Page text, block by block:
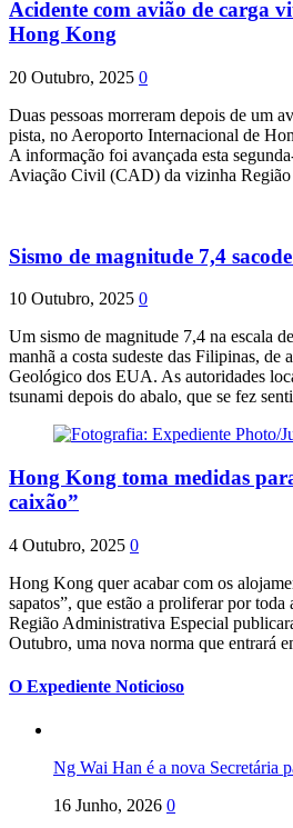
Acidente com avião de carga
Hong Kong
20 Outubro, 2025 0
Duas pessoas morreram depois de um
pista, no Aeroporto Internacional de
A informação foi avançada esta
Aviação Civil (CAD) da vizinha
Sismo de magnitude 7,4
10 Outubro, 2025 0
Um sismo de magnitude 7,4 na escala
manhã a costa sudeste das Filipinas, de
Geológico dos EUA. As autoridades
tsunami depois do abalo, que se fez
Hong Kong toma medidas
caixão”
4 Outubro, 2025 0
Hong Kong quer acabar com os
sapatos”, que estão a proliferar por toda
Região Administrativa Especial
Outubro, uma nova norma que entrará
O Expediente Noticioso
Ng Wai Han é a nova Secretária
16 Junho, 2026 0